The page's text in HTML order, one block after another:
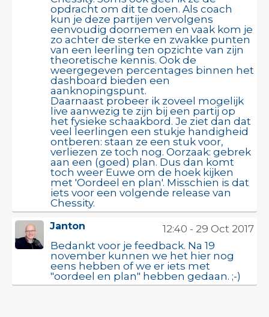
opdracht om dit te doen. Als coach
kun je deze partijen vervolgens
eenvoudig doornemen en vaak kom je
zo achter de sterke en zwakke punten
van een leerling ten opzichte van zijn
theoretische kennis. Ook de
weergegeven percentages binnen het
dashboard bieden een
aanknopingspunt.
Daarnaast probeer ik zoveel mogelijk
live aanwezig te zijn bij een partij op
het fysieke schaakbord. Je ziet dan dat
veel leerlingen een stukje handigheid
ontberen: staan ze een stuk voor,
verliezen ze toch nog. Oorzaak: gebrek
aan een (goed) plan. Dus dan komt
toch weer Euwe om de hoek kijken
met 'Oordeel en plan'. Misschien is dat
iets voor een volgende release van
Chessity.
Janton
12:40 - 29 Oct 2017
Bedankt voor je feedback. Na 19
november kunnen we het hier nog
eens hebben of we er iets met
"oordeel en plan" hebben gedaan. ;-)